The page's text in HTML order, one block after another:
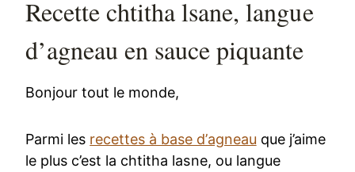
Recette chtitha lsane, langue
d’agneau en sauce piquante
Bonjour tout le monde,
Parmi les recettes à base d’agneau que j’aime
le plus c’est la chtitha lasne, ou langue